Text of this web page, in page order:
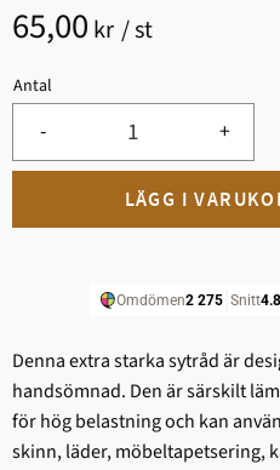
65,00 kr /st
Antal
+
-
Denna extra starka sytråd är
handsömnad. Den är särskilt
för hög belastning och kan
skinn, läder, möbeltapetsering,